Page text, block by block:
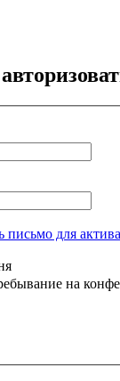
письмо для
на